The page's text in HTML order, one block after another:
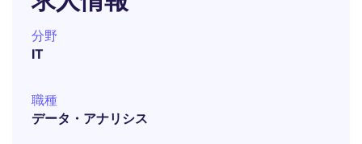
分野
IT
職種
データ・アナリシス